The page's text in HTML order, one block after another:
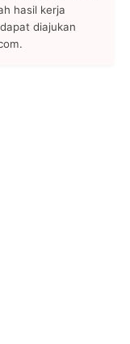
hasil kerja
diajukan